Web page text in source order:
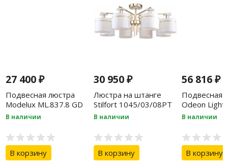
27 400₽
Подвесная люстра
Modelux ML.837.8 GD
В наличии
В корзину
30 950₽
Люстра на штанге
Stilfort 1045/03/08PT
В наличии
В корзину
56 816₽
Подвесная
Odeon Light
В наличии
В корзину